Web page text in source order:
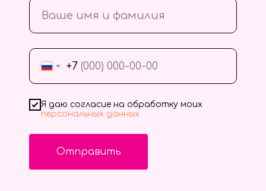
+7
Я даю согласие на обработку моих
персональных данных
Отправить